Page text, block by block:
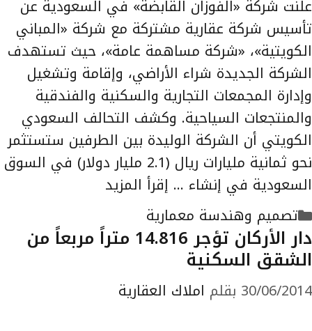
علنت شركة «الفوزان القابضة» في السعودية عن
تأسيس شركة عقارية مشتركة مع شركة «المباني
الكويتية»، «شركة مساهمة عامة»، حيث تستهدف
الشركة الجديدة شراء الأراضي، وإقامة وتشغيل
وإدارة المجمعات التجارية والسكنية والفندقية
والمنتجعات السياحية. وكشف التحالف السعودي
الكويتي أن الشركة الوليدة بين الطرفين ستستثمر
نحو ثمانية مليارات ريال (2.1 مليار دولار) في السوق
السعودية في إنشاء … إقرأ المزيد
التصنيفات
تصميم وهندسة معمارية
دار الأركان تؤجر 14.816 متراً مربعاً من
الشقق السكنية
30/06/2014 بقلم املاك العقارية